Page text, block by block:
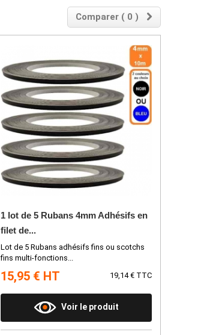
Comparer ( 0 )
1 lot de 5 Rubans 4mm Adhésifs en
filet de...
Lot de 5 Rubans adhésifs fins ou scotchs
fins multi-fonctions...
15,95 € HT 19,14 € TTC
Voir le produit